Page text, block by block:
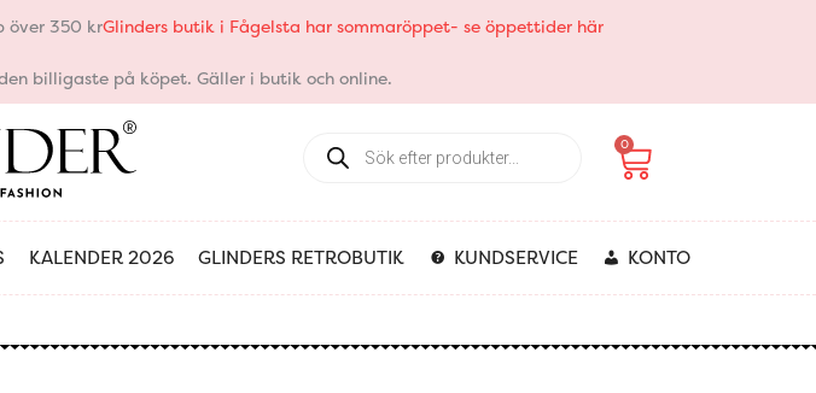
över 350 krGlinders butik i Fågelsta har sommaröppet- se öppettider här
billigaste på köpet. Gäller i butik och online.
search
0
Varukorg
KALENDER 2026 GLINDERS RETROBUTIK KUNDSERVICE KONTO